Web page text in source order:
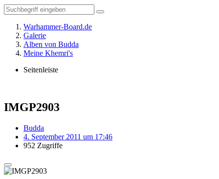
Warhammer-Board.de
Galerie
Alben von Budda
Meine Khemri's
Seitenleiste
IMGP2903
Budda
4. September 2011 um 17:46
952 Zugriffe